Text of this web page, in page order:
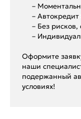
–
– Автокредит
– Без
–
Оформите
наши
подержанный
условиях!